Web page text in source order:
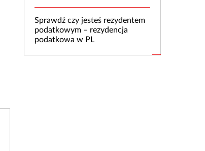
Sprawdź czy jesteś rezydentem
podatkowym – rezydencja
podatkowa w PL